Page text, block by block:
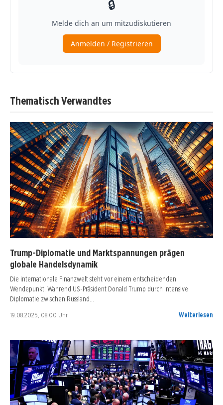
Thematisch Verwandtes
Trump-Diplomatie und Marktspannungen prägen
globale Handelsdynamik
Die internationale Finanzwelt steht vor einem entscheidenden
Wendepunkt. Während US-Präsident Donald Trump durch intensive
Diplomatie zwischen Russland…
19.08.2025, 08:00 Uhr Weiterlesen